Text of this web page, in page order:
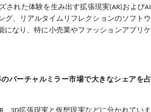
された体験を生み出す拡張現実(AR)およびAI
グ、リアルタイムリフレクションのソフトウ
になり、特に小売業やファッションアプリケ
バーチャルミラー市場で大きなシェアを占